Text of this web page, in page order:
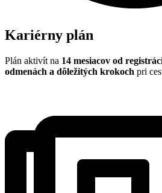
Kariérny plán
Plán aktivít na 14 mesiacov od
odmenách a dôležitých krokoch pri